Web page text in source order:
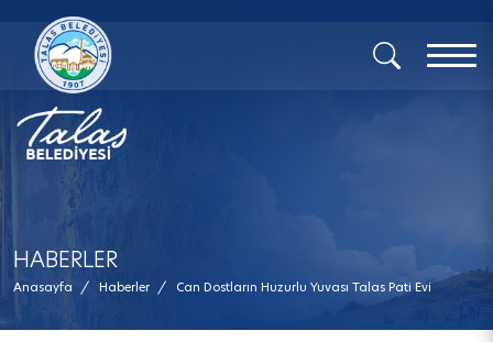
x
HABERLER
Anasayfa / Haberler / Can Dostların Huzurlu Yuvası Talas Pati Evi